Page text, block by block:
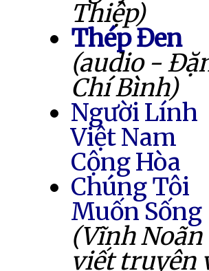
Thiệp)
Thép Đen
(audio -
Chí Bình)
Người Lính
Việt Nam
Cộng Hòa
Chúng Tôi
Muốn Sống
(Vĩnh Noãn
viết truyện